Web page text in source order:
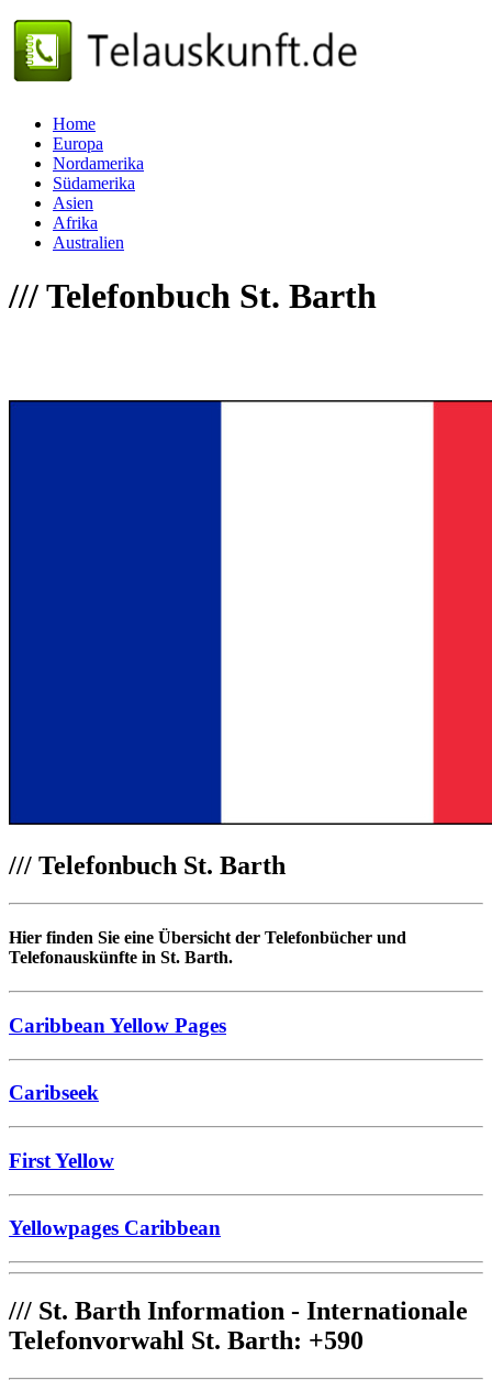
Home
Europa
Nordamerika
Südamerika
Asien
Afrika
Australien
///Telefonbuch St. Barth
/// Telefonbuch St. Barth
Hier finden Sie eine Übersicht der Telefonbücher und
Telefonauskünfte in St. Barth.
Caribbean Yellow Pages
Caribseek
First Yellow
Yellowpages Caribbean
/// St. Barth Information - Internationale
Telefonvorwahl St. Barth: +590